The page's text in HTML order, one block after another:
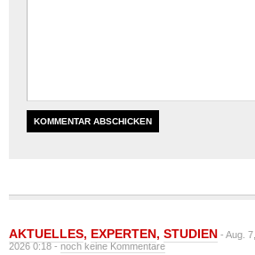
AKTUELLES, EXPERTEN, STUDIEN - Aug. 7,
2026 0:18 -noch keine Kommentare